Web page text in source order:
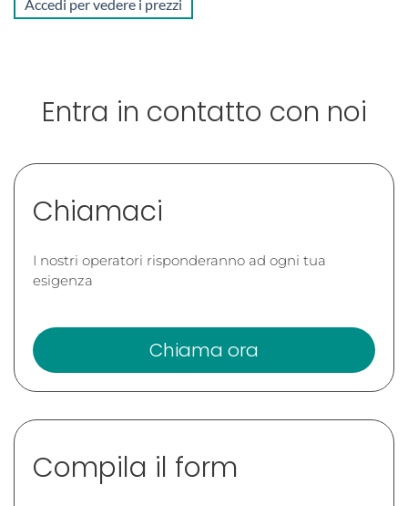
Accedi per vedere i prezzi
Entra in contatto con noi
Chiamaci
I nostri operatori risponderanno ad ogni tua
esigenza
Chiama ora
Compila il form